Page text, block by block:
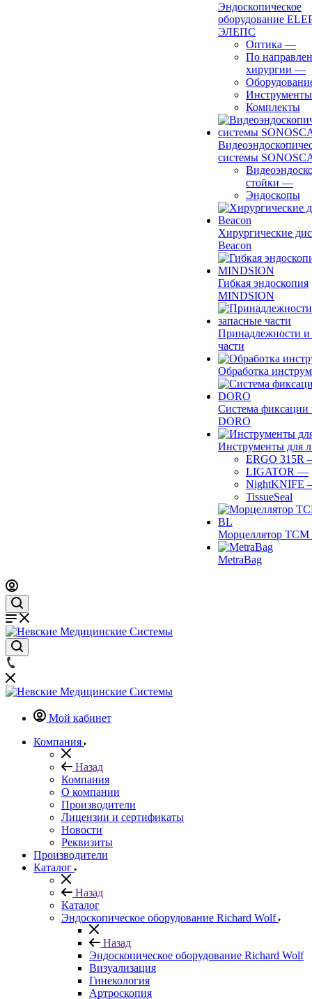
Эндоскопическое
оборудование
ЭЛЕПС
Оптика —
По
хирургии —
Инструменты
Комплекты
системы
стойки —
Эндоскопы
Хирургические
Beacon
Гибкая эндоскопия
MINDSION
Принадлежности и
части
Обработка
Система фиксации
DORO
Инструменты для
ERGO 315R
LIGATOR —
NightKNIFE
TissueSeal
Морцеллятор ТСМ
MetraBag
Мой кабинет
Компания
Назад
Компания
О компании
Производители
Лицензии и сертификаты
Новости
Реквизиты
Производители
Каталог
Назад
Каталог
Эндоскопическое оборудование Richard Wolf
Назад
Эндоскопическое оборудование Richard Wolf
Визуализация
Гинекология
Артроскопия